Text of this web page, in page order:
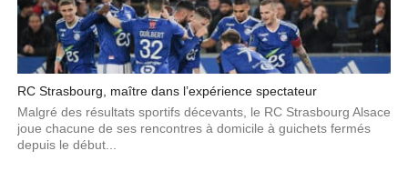
RC Strasbourg, maître dans l’expérience spectateur
Malgré des résultats sportifs décevants, le RC Strasbourg Alsace
joue chacune de ses rencontres à domicile à guichets fermés
depuis le début...